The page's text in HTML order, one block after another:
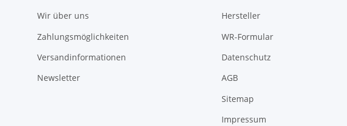
Wir über uns
Zahlungsmöglichkeiten
Versandinformationen
Newsletter
Hersteller
WR-Formular
Datenschutz
AGB
Sitemap
Impressum